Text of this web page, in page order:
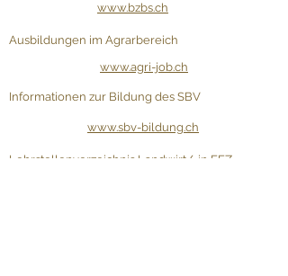
www.bzbs.ch
Ausbildungen im Agrarbereich
www.agri-job.ch
Informationen zur Bildung des SBV
www.sbv-bildung.ch
Lehrstellenverzeichnis Landwirt/-in EFZ,